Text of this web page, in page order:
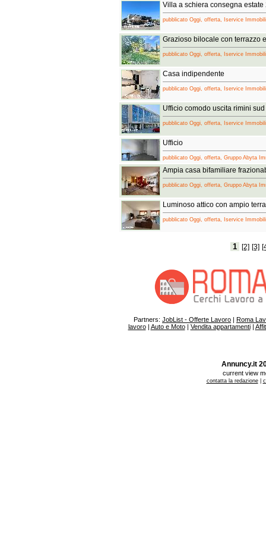
Villa a schiera consegna estate
pubblicato Oggi, offerta, Iservice
Grazioso bilocale con terrazzo
pubblicato Oggi, offerta, Iservice
Casa indipendente
pubblicato Oggi, offerta, Iservice
Ufficio comodo uscita rimini
pubblicato Oggi, offerta, Iservice
Ufficio
pubblicato Oggi, offerta, Gruppo Abyta
Ampia casa bifamiliare
pubblicato Oggi, offerta, Gruppo Abyta
Luminoso attico con ampio
pubblicato Oggi, offerta, Iservice
1 [2] [3]
Partners: JobList - Offerte Lavoro | Roma
lavoro| Auto e Moto| Vendita appartamenti|
Annuncy.it
current view
contatta la redazione|